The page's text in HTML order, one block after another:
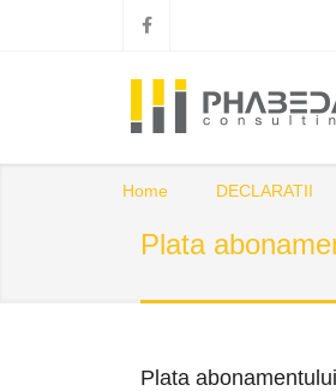
Plata
Home DECLARATII
Plata